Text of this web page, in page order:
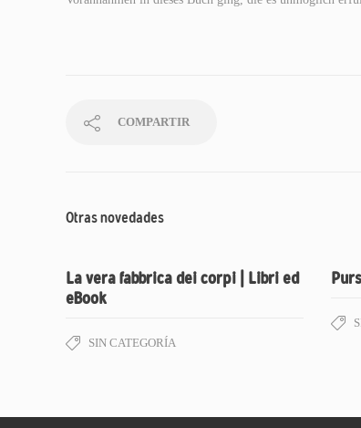
COMPARTIR
Otras novedades
La vera fabbrica dei corpi | Libri ed
eBook
SIN CATEGORÍA